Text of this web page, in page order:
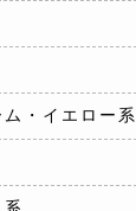
・イエロー系